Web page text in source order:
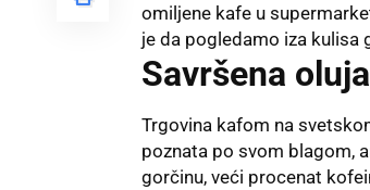
omiljene kafe u
je da pogledamo iza kulisa
Savršena
Trgovina kafom na
poznata po svom blagom,
gorčinu, veći procenat